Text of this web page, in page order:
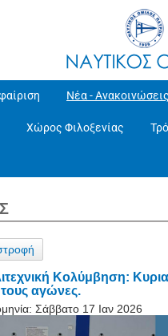
Νέα - Ανακοινώσεις
Χώρος Φιλοξενίας
Κολύμβηση:
αγώνες.
Σάββατο 17 Ιαν 2026